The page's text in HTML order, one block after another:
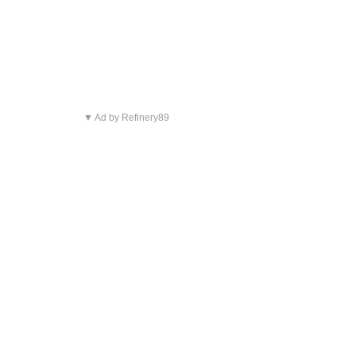
▼ Ad by Refinery89